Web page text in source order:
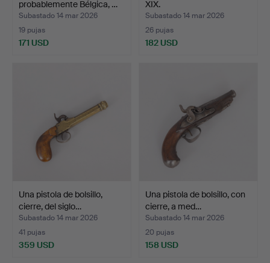
probablemente Bélgica, …
Subastado 14 mar 2026
19 pujas
171 USD
XIX.
Subastado 14 mar 2026
26 pujas
182 USD
Una pistola de bolsillo,
cierre, del siglo…
Subastado 14 mar 2026
41 pujas
359 USD
Una pistola de bolsillo, con
cierre, a med…
Subastado 14 mar 2026
20 pujas
158 USD